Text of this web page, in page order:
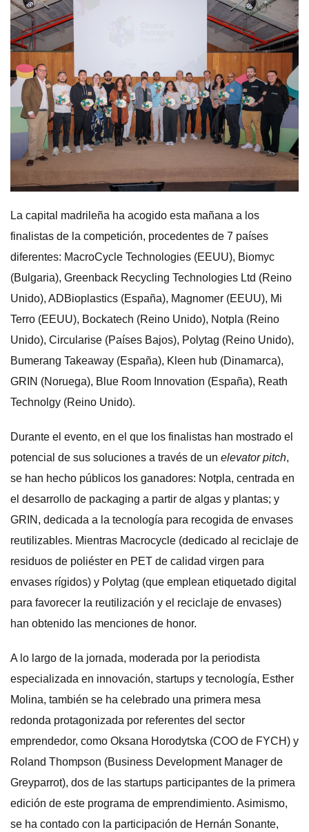
La capital madrileña ha acogido esta mañana a los
finalistas de la competición, procedentes de 7 países
diferentes: MacroCycle Technologies (EEUU), Biomyc
(Bulgaria), Greenback Recycling Technologies Ltd (Reino
Unido), ADBioplastics (España), Magnomer (EEUU), Mi
Terro (EEUU), Bockatech (Reino Unido), Notpla (Reino
Unido), Circularise (Países Bajos), Polytag (Reino Unido),
Bumerang Takeaway (España), Kleen hub (Dinamarca),
GRIN (Noruega), Blue Room Innovation (España), Reath
Technolgy (Reino Unido).
Durante el evento, en el que los finalistas han mostrado el
potencial de sus soluciones a través de un elevator pitch,
se han hecho públicos los ganadores: Notpla, centrada en
el desarrollo de packaging a partir de algas y plantas; y
GRIN, dedicada a la tecnología para recogida de envases
reutilizables. Mientras Macrocycle (dedicado al reciclaje de
residuos de poliéster en PET de calidad virgen para
envases rígidos) y Polytag (que emplean etiquetado digital
para favorecer la reutilización y el reciclaje de envases)
han obtenido las menciones de honor.
A lo largo de la jornada, moderada por la periodista
especializada en innovación, startups y tecnología, Esther
Molina, también se ha celebrado una primera mesa
redonda protagonizada por referentes del sector
emprendedor, como Oksana Horodytska (COO de FYCH) y
Roland Thompson (Business Development Manager de
Greyparrot), dos de las startups participantes de la primera
edición de este programa de emprendimiento. Asimismo,
se ha contado con la participación de Hernán Sonante,